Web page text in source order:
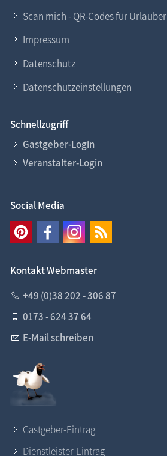
Scan mich - QR-Codes für Urlauber
Impressum
Datenschutz
Datenschutzeinstellungen
Schnellzugriff
Gastgeber-Login
Veranstalter-Login
Social Media
Kontakt Webmaster
+49 (0)38 202 - 306 87
0173 - 624 37 64
E-Mail schreiben
Gastgeber-Eintrag
Dienstleister-Eintrag